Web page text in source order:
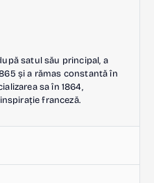
satul său principal, a
și a rămas constantă în
sa în 1864,
franceză.